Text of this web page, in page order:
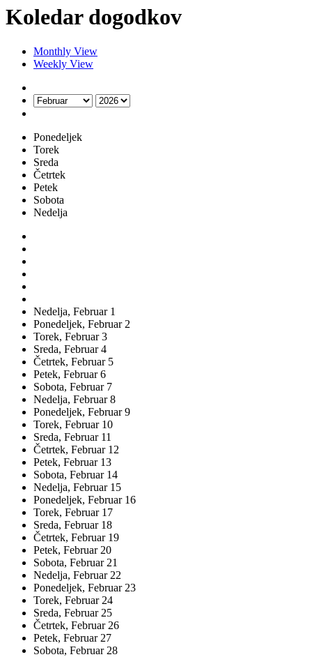
Koledar dogodkov
Monthly View
Weekly View
Ponedeljek
Torek
Sreda
Četrtek
Petek
Sobota
Nedelja
Nedelja, Februar1
Ponedeljek, Februar2
Torek, Februar3
Sreda, Februar4
Četrtek, Februar5
Petek, Februar6
Sobota, Februar7
Nedelja, Februar8
Ponedeljek, Februar9
Torek, Februar10
Sreda, Februar11
Četrtek, Februar12
Petek, Februar13
Sobota, Februar14
Nedelja, Februar15
Ponedeljek, Februar16
Torek, Februar17
Sreda, Februar18
Četrtek, Februar19
Petek, Februar20
Sobota, Februar21
Nedelja, Februar22
Ponedeljek, Februar23
Torek, Februar24
Sreda, Februar25
Četrtek, Februar26
Petek, Februar27
Sobota, Februar28